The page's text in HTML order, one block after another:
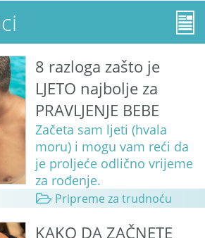
8 razloga zašto je
LJETO najbolje za
PRAVLJENJE BEBE
Začeta sam ljeti (hvala
moru) i mogu vam reći da
je proljeće odlično vrijeme
za rođenje.
Pripreme za trudnoću
KAKO DA ZAČNETE